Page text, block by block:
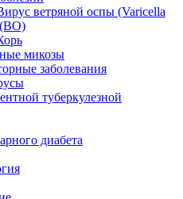
ветряной оспы (Varicella
(ВО)
микозы
заболевания
туберкулезной
диабета